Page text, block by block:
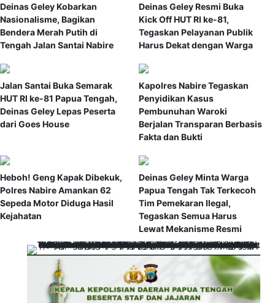
Deinas Geley Kobarkan
Nasionalisme, Bagikan
Bendera Merah Putih di
Tengah Jalan Santai Nabire
Deinas Geley Resmi Buka
Kick Off HUT RI ke-81,
Tegaskan Pelayanan Publik
Harus Dekat dengan Warga
Jalan Santai Buka Semarak
HUT RI ke-81 Papua Tengah,
Deinas Geley Lepas Peserta
dari Goes House
Kapolres Nabire Tegaskan
Penyidikan Kasus
Pembunuhan Waroki
Berjalan Transparan Berbasis
Fakta dan Bukti
Heboh! Geng Kapak Dibekuk,
Polres Nabire Amankan 62
Sepeda Motor Diduga Hasil
Kejahatan
Deinas Geley Minta Warga
Papua Tengah Tak Terkecoh
Tim Pemekaran Ilegal,
Tegaskan Semua Harus
Lewat Mekanisme Resmi